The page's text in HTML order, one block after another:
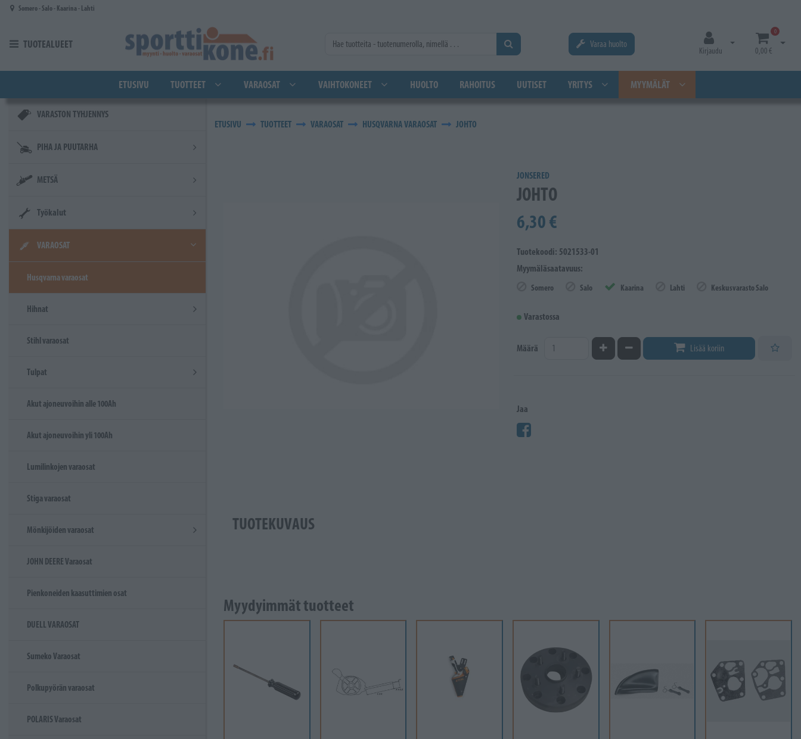
Siirry pääsisältöön
Somero - Salo - Kaarina - Lahti
TUOTEALUEET Varaa huolto
Kirjaudu
Avaa kirjautuminen
0
0,00 €
Avaa
ETUSIVU TUOTTEET VARAOSAT VAIHTOKONEET HUOLTO RAHOITUS UUTISET YRITYS MYYMÄLÄT
VARASTON TYHJENNYS
PIHA JA PUUTARHA
METSÄ
Työkalut
VARAOSAT
Husqvarna varaosat
Hihnat
Stihl varaosat
Tulpat
Akut ajoneuvoihin alle 100Ah
Akut ajoneuvoihin yli 100Ah
Lumilinkojen varaosat
Stiga varaosat
Mönkijöiden varaosat
JOHN DEERE Varaosat
Pienkoneiden kaasuttimien osat
DUELL VARAOSAT
Sumeko Varaosat
Polkupyörän varaosat
POLARIS Varaosat
ETUSIVU TUOTTEET VARAOSAT HUSQVARNA VARAOSAT JOHTO
JONSERED
JOHTO
6,30 €
Tuotekoodi: 5021533-01
Myymäläsaatavuus:
Somero Salo Kaarina Lahti Keskusvarasto Salo
Varastossa
Määrä Kasvata määrääVähennä määrää Lisää koriin
Jaa
TUOTEKUVAUS
Myydyimmät tuotteet